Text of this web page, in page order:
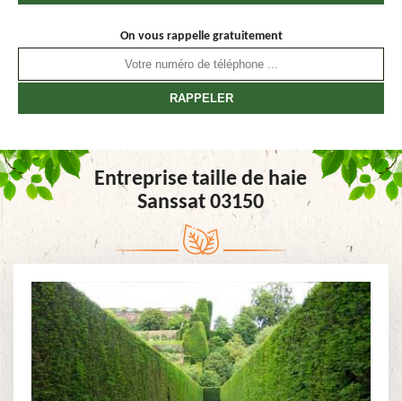
On vous rappelle gratuitement
Entreprise taille de haie
Sanssat 03150